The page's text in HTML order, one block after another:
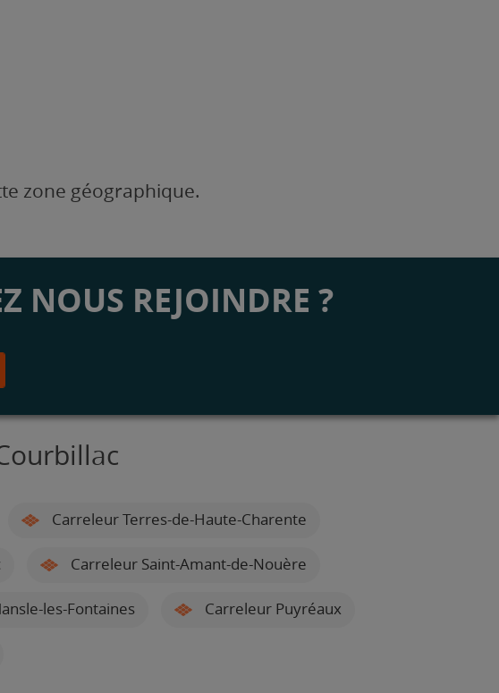
zone géographique.
NOUS REJOINDRE ?
Carreleur Terres-de-Haute-Charente
Carreleur Saint-Amant-de-Nouère
les-Fontaines Carreleur Puyréaux